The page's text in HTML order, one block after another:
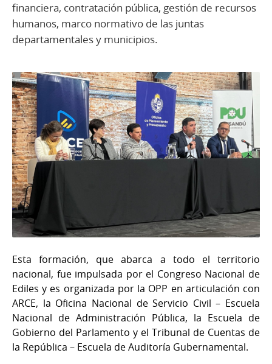
financiera, contratación pública, gestión de recursos
humanos, marco normativo de las juntas
departamentales y municipios.
Esta formación, que abarca a todo el territorio
nacional, fue impulsada por el Congreso Nacional de
Ediles y es organizada por la OPP en articulación con
ARCE, la Oficina Nacional de Servicio Civil – Escuela
Nacional de Administración Pública, la Escuela de
Gobierno del Parlamento y el Tribunal de Cuentas de
la República – Escuela de Auditoría Gubernamental.